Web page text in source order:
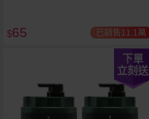
$65 已銷售11.1萬
下單
立刻送